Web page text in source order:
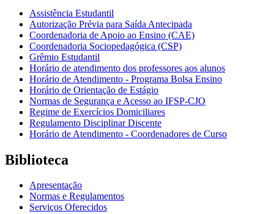
Assistência Estudantil
Autorização Prévia para Saída Antecipada
Coordenadoria de Apoio ao Ensino (CAE)
Coordenadoria Sociopedagógica (CSP)
Grêmio Estudantil
Horário de atendimento dos professores aos alunos
Horário de Atendimento - Programa Bolsa Ensino
Horário de Orientação de Estágio
Normas de Segurança e Acesso ao IFSP-CJO
Regime de Exercícios Domiciliares
Regulamento Disciplinar Discente
Horário de Atendimento - Coordenadores de Curso
Biblioteca
Apresentação
Normas e Regulamentos
Serviços Oferecidos